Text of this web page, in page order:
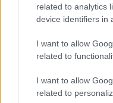
related to analytics
device identifiers in
I want to allow
related to
I want to allow
related to
Ha nem csupán
szó, akkor
legrosszabb
listán "csupán"